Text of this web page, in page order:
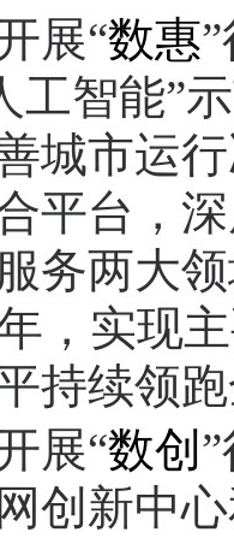
展“数惠
工智能”
城市运
平台，
务两大
，实现
持续领
展“数创
创新中